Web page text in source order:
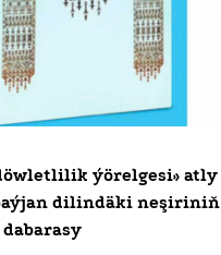
ýörelgesi» atly
dilindäki neşiriniň